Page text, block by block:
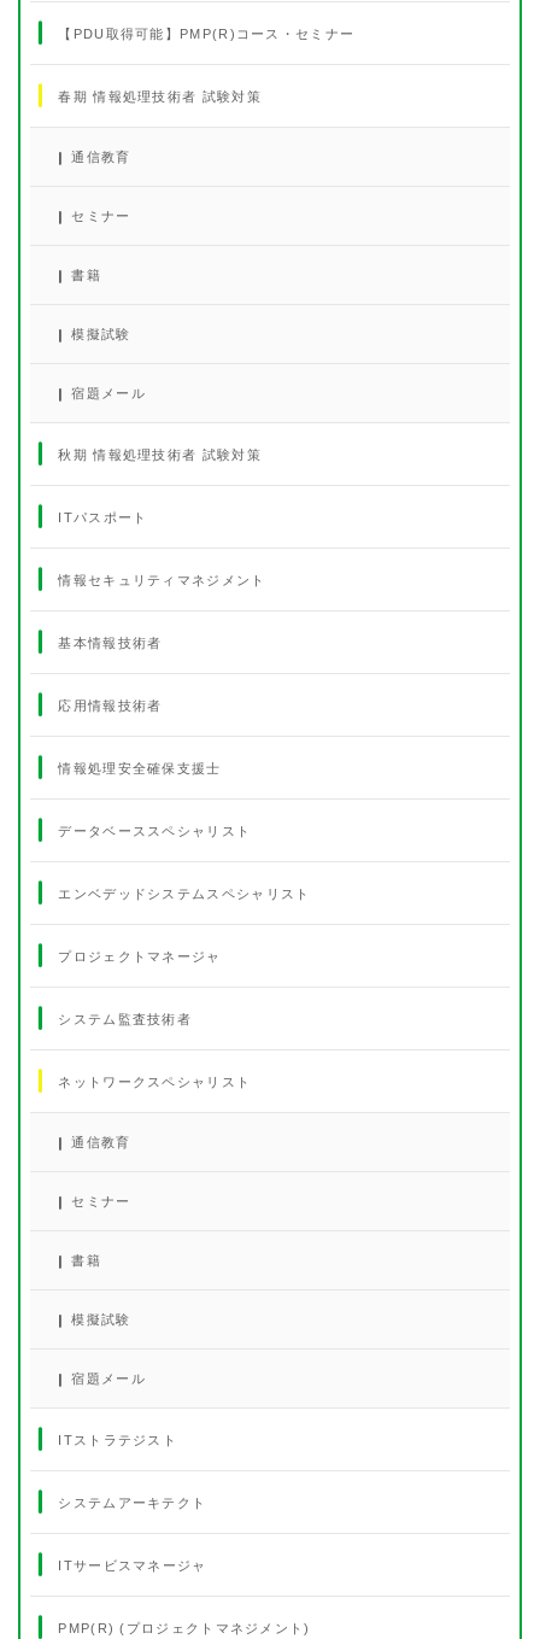
【PDU取得可能】PMP(R)コース・セミナー
春期 情報処理技術者 試験対策
通信教育
セミナー
書籍
模擬試験
宿題メール
秋期 情報処理技術者 試験対策
ITパスポート
情報セキュリティマネジメント
基本情報技術者
応用情報技術者
情報処理安全確保支援士
データベーススペシャリスト
エンベデッドシステムスペシャリスト
プロジェクトマネージャ
システム監査技術者
ネットワークスペシャリスト
通信教育
セミナー
書籍
模擬試験
宿題メール
ITストラテジスト
システムアーキテクト
ITサービスマネージャ
PMP(R) (プロジェクトマネジメント)